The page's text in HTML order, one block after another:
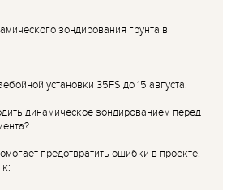
зондирования грунта в
установки 35FS до 15 августа!
динамическое зондированием перед
предотвратить ошибки в проекте,